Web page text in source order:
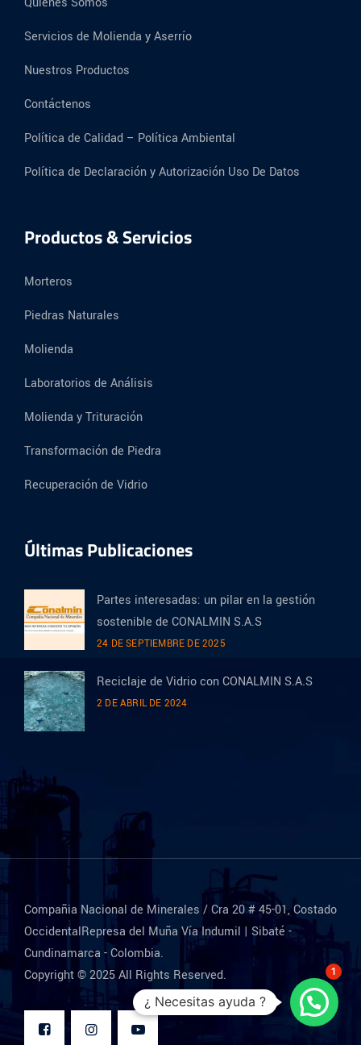
Servicios de Molienda y Aserrío
Nuestros Productos
Contáctenos
Política de Calidad – Política Ambiental
Política de Declaración y Autorización Uso De Datos
Productos & Servicios
Morteros
Piedras Naturales
Molienda
Laboratorios de Análisis
Molienda y Trituración
Transformación de Piedra
Recuperación de Vidrio
Últimas Publicaciones
Partes interesadas: un pilar en la gestión
sostenible de CONALMIN S.A.S
24 DE SEPTIEMBRE DE 2025
Reciclaje de Vidrio con CONALMIN S.A.S
2 DE ABRIL DE 2024
Compañia Nacional de Minerales / Cra 20 # 45-01, Costado
OccidentalRepresa del Muña Vía Indumil | Sibaté -
Cundinamarca - Colombia.
Copyright © 2025 All Rights Reserved.
¿ Necesitas ayuda ?
1